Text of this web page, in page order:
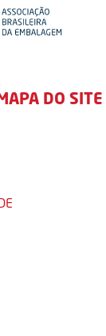
DO SITE